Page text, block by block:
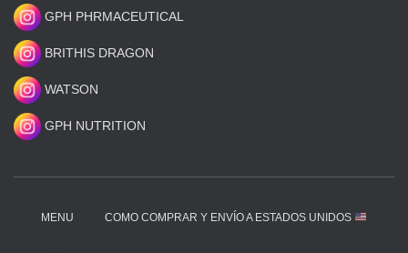
GPH PHRMACEUTICAL
BRITHIS DRAGON
WATSON
GPH NUTRITION
MENU COMO COMPRAR Y ENVÍO A ESTADOS UNIDOS